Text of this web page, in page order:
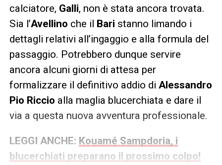
calciatore, Galli, non è stata ancora trovata.
Sia l’Avellino che il Bari stanno limando i
dettagli relativi all’ingaggio e alla formula del
passaggio. Potrebbero dunque servire
ancora alcuni giorni di attesa per
formalizzare il definitivo addio di Alessandro
Pio Riccio alla maglia blucerchiata e dare il
via a questa nuova avventura professionale.
LEGGI ANCHE: Kouamé Sampdoria, i
blucerchiati preparano il prossimo colpo!